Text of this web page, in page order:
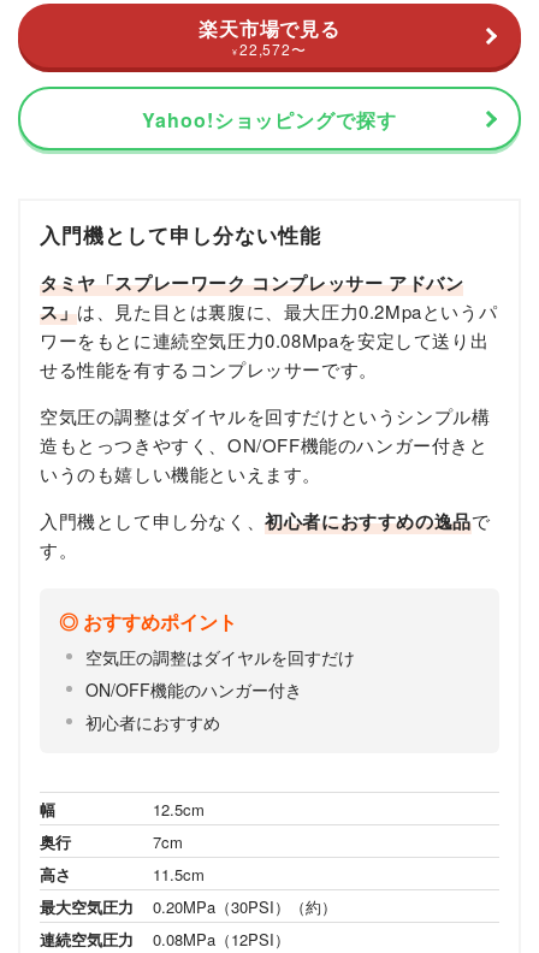
楽天市場で見る
¥ 22,572〜
Yahoo!ショッピングで探す
入門機として申し分ない性能
タミヤ「スプレーワーク コンプレッサー アドバン
ス」は、見た目とは裏腹に、最大圧力0.2Mpaというパ
ワーをもとに連続空気圧力0.08Mpaを安定して送り出
せる性能を有するコンプレッサーです。
空気圧の調整はダイヤルを回すだけというシンプル構
造もとっつきやすく、ON/OFF機能のハンガー付きと
いうのも嬉しい機能といえます。
入門機として申し分なく、初心者におすすめの逸品で
す。
おすすめポイント
空気圧の調整はダイヤルを回すだけ
ON/OFF機能のハンガー付き
初心者におすすめ
幅
12.5cm
奥行
7cm
高さ
11.5cm
最大空気圧力
0.20MPa（30PSI）（約）
連続空気圧力
0.08MPa（12PSI）